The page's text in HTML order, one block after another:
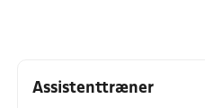
Assistenttræner